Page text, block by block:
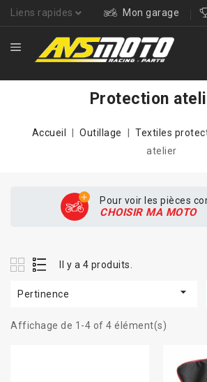
Liens rapides Mon garage
Protection
Accueil Outillage Textiles
atelier
Pour voir les pièces
CHOISIR MA MOTO
Il y a 4 produits.
Pertinence 
Affichage de 1-4 of 4 élément(s)